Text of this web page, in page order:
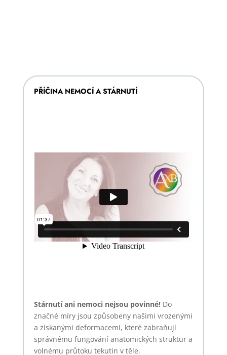
PŘÍČINA NEMOCÍ A STÁRNUTÍ
Stárnutí ani nemoci nejsou povinné! Do
značné míry jsou způsobeny našimi vrozenými
a získanými deformacemi, které zabraňují
správnému fungování anatomických struktur a
volnému průtoku tekutin v těle.